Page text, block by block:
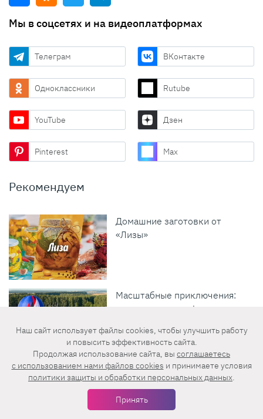
Мы в соцсетях и на видеоплатформах
Телеграм ВКонтакте
Одноклассники Rutube
YouTube Дзен
Pinterest Max
Рекомендуем
Домашние заготовки от
«Лизы»
Масштабные приключения:
самые красивые фестивали
Отдохни вместе с «Лизой»
Наш сайт использует файлы cookies, чтобы улучшить работу
и повысить эффективность сайта.
Продолжая использование сайта, вы соглашаетесь
c использованием нами файлов cookies и принимаете условия
политики защиты и обработки персональных данных.
Принять